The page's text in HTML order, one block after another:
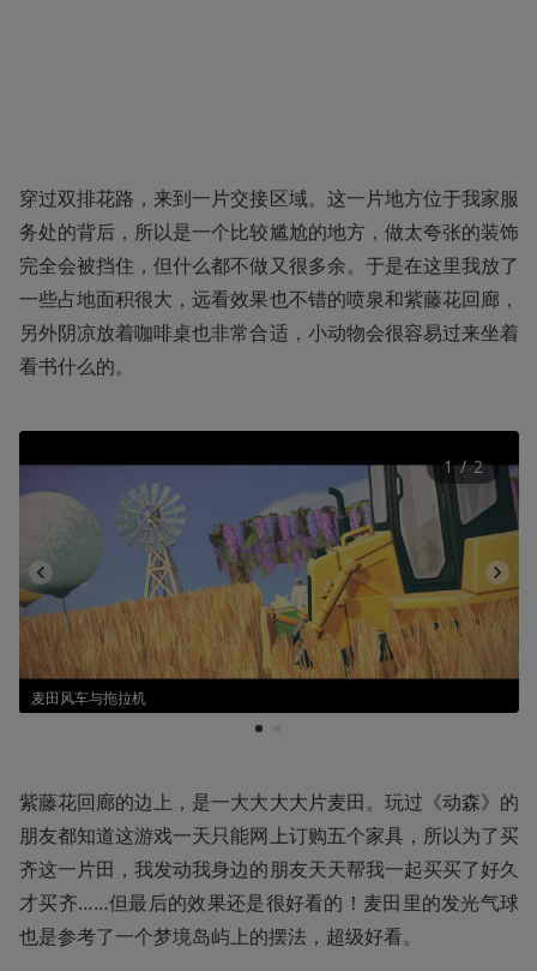
穿过双排花路，来到一片交接区域。这一片地方位于我家服
务处的背后，所以是一个比较尴尬的地方，做太夸张的装饰
完全会被挡住，但什么都不做又很多余。于是在这里我放了
一些占地面积很大，远看效果也不错的喷泉和紫藤花回廊，
另外阴凉放着咖啡桌也非常合适，小动物会很容易过来坐着
看书什么的。
麦田风车与拖拉机
1
1 / 2
紫藤花回廊的边上，是一大大大大片麦田。玩过《动森》的
朋友都知道这游戏一天只能网上订购五个家具，所以为了买
齐这一片田，我发动我身边的朋友天天帮我一起买买了好久
才买齐……但最后的效果还是很好看的！麦田里的发光气球
也是参考了一个梦境岛屿上的摆法，超级好看。